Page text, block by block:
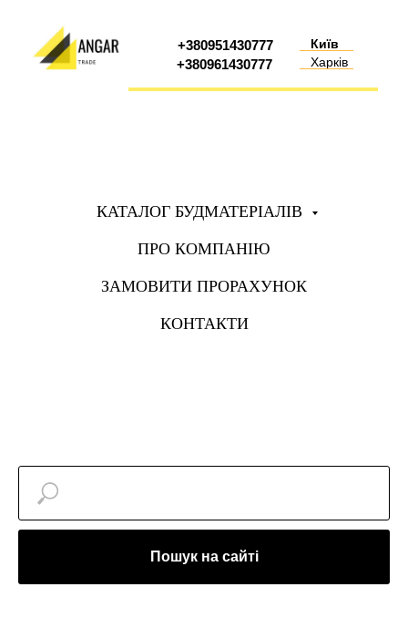
+380961430777
+380951430777
Київ
Харків
КАТАЛОГ БУДМАТЕРІАЛІВ
ПРО КОМПАНІЮ
ЗАМОВИТИ ПРОРАХУНОК
КОНТАКТИ
Пошук на сайті